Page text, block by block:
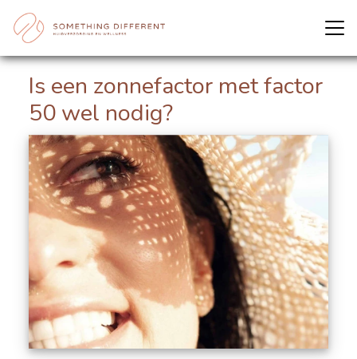
Is een zonnefactor met factor
50 wel nodig?